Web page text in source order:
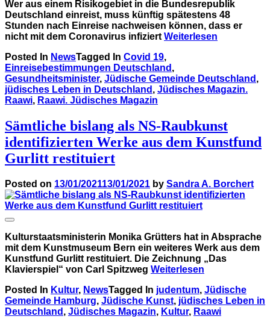
Wer aus einem Risikogebiet in die Bundesrepublik
Deutschland einreist, muss künftig spätestens 48
Stunden nach Einreise nachweisen können, dass er
nicht mit dem Coronavirus infiziert Weiterlesen
Posted In NewsTagged In Covid 19,
Einreisebestimmungen Deutschland ,
Gesundheitsminister, Jüdische Gemeinde Deutschland ,
jüdisches Leben in Deutschland , Jüdisches Magazin.
Raawi, Raawi. Jüdisches Magazin
Sämtliche bislang als NS-Raubkunst
identifizierten Werke aus dem Kunstfund
Gurlitt restituiert
Posted on 13/01/202113/01/2021 by Sandra A. Borchert
Kulturstaatsministerin Monika Grütters hat in Absprache
mit dem Kunstmuseum Bern ein weiteres Werk aus dem
Kunstfund Gurlitt restituiert. Die Zeichnung „Das
Klavierspiel“ von Carl Spitzweg Weiterlesen
Posted In Kultur, NewsTagged In judentum, Jüdische
Gemeinde Hamburg, Jüdische Kunst, jüdisches Leben in
Deutschland , Jüdisches Magazin, Kultur, Raawi